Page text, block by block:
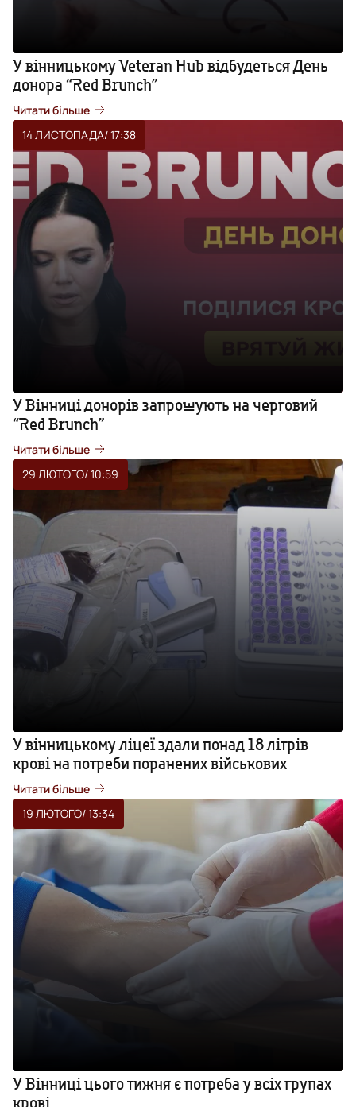
У вінницькому Veteran Hub відбудеться День
донора “Red Brunch”
Читати більше
14 ЛИСТОПАДА/ 17:38
У Вінниці донорів запрошують на черговий
“Red Brunch”
Читати більше
29 ЛЮТОГО/ 10:59
У вінницькому ліцеї здали понад 18 літрів
крові на потреби поранених військових
Читати більше
19 ЛЮТОГО/ 13:34
У Вінниці цього тижня є потреба у всіх групах
крові